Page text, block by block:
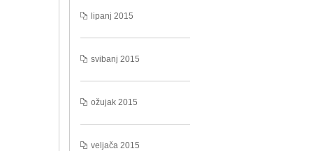
lipanj 2015
svibanj 2015
ožujak 2015
veljača 2015